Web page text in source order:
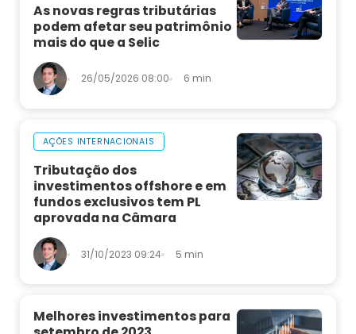
As novas regras tributárias
podem afetar seu patrimônio
mais do que a Selic
26/05/2026 08:00 6 min
AÇÕES INTERNACIONAIS
Tributação dos
investimentos offshore e em
fundos exclusivos tem PL
aprovada na Câmara
31/10/2023 09:24 5 min
Melhores investimentos para